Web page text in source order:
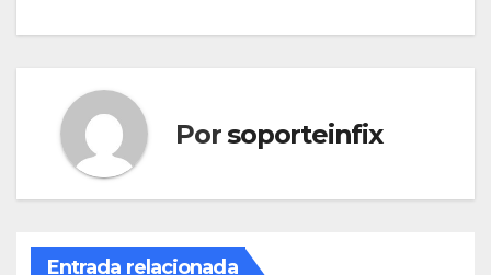
Porsoporteinfix
Entrada relacionada